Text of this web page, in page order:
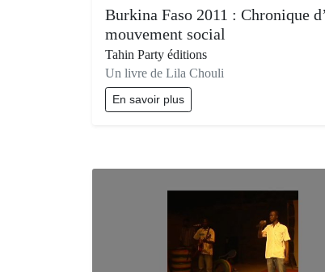
Burkina Faso 2011 : Chronique
mouvement social
Tahin Party éditions
Un livre de Lila Chouli
En savoir plus